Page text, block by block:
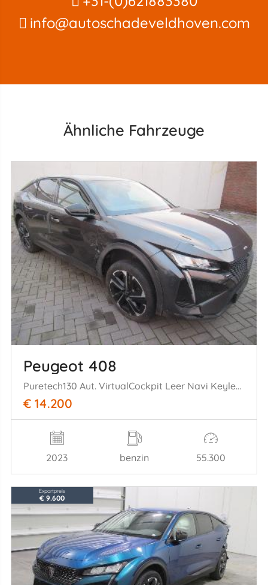
info@autoschadeveldhoven.com
Ähnliche Fahrzeuge
Peugeot 408
Puretech130 Aut. VirtualCockpit Leer Navi Keyless-Go......
€ 14.200
2023 benzin 55.300
Exportpreis
€ 9.600